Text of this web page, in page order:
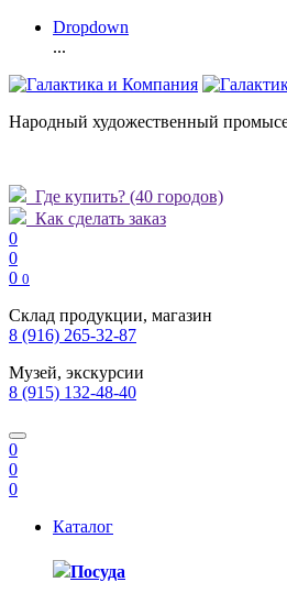
Dropdown
...
Народный художественный
Где купить? (40 городов)
Как сделать заказ
0
0
0 0
Склад продукции, магазин
8 (916) 265-32-87
Музей, экскурсии
8 (915) 132-48-40
0
0
0
Каталог
Посуда